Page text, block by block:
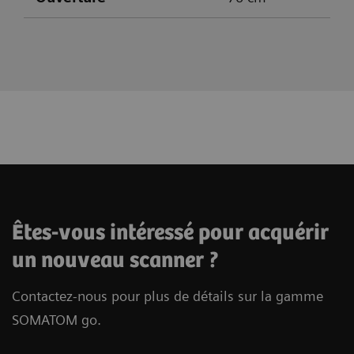
Coupes
Coupes
Coupes
Êtes-vous intéressé pour acquérir
un nouveau scanner ?
Contactez-nous pour plus de détails sur la gamme
SOMATOM go.